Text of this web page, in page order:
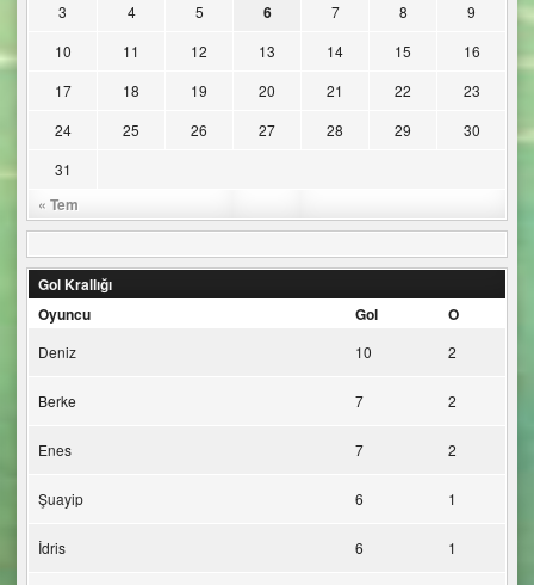
« Tem
3
4 5 6 7 8
9
10
11 12 13 14 15
16
17
18 19 20 21 22
23
24
25 26 27 28 29
30
31
Gol Krallığı
Oyuncu
Gol O
Deniz 10 2
Berke 7 2
Enes 7 2
Şuayip 6 1
İdris 6 1